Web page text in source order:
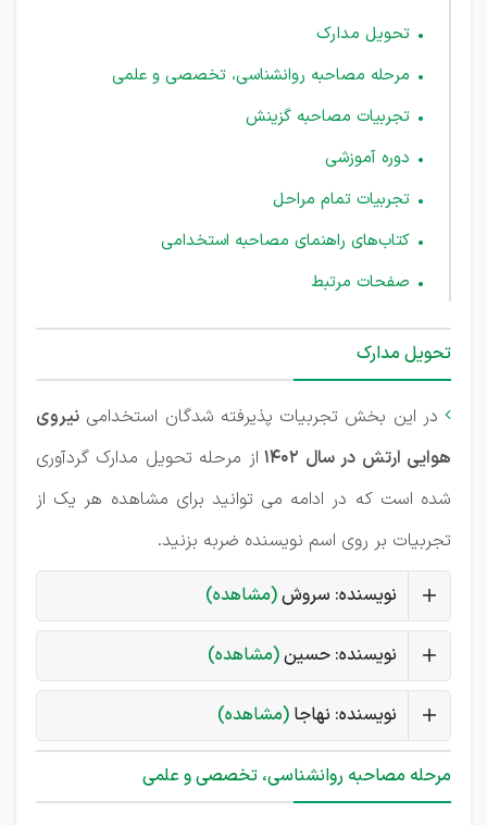
تحویل مدارک
مرحله مصاحبه روانشناسی، تخصصی و علمی
تجربیات مصاحبه گزینش
دوره آموزشی
تجربیات تمام مراحل
کتاب‌های راهنمای مصاحبه استخدامی
صفحات مرتبط
تحویل مدارک
 در این بخش تجربیات پذیرفته شدگان استخدامی نیروی
هوایی ارتش در سال 1402
از مرحله تحویل مدارک گردآوری
شده است که در ادامه می توانید برای مشاهده هر یک از
تجربیات بر روی اسم نویسنده ضربه بزنید.
نویسنده: سروش(مشاهده)
نویسنده: حسین(مشاهده)
نویسنده: نهاجا (مشاهده)
مرحله مصاحبه روانشناسی، تخصصی و علمی